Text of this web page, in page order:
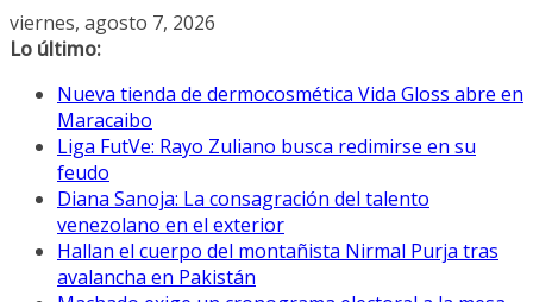
Saltar
al
viernes, agosto 7, 2026
Lo último:
Nueva tienda de dermocosmética Vida Gloss abre en
Maracaibo
Liga FutVe: Rayo Zuliano busca redimirse en su
feudo
Diana Sanoja: La consagración del talento
venezolano en el exterior
Hallan el cuerpo del montañista Nirmal Purja tras
avalancha en Pakistán